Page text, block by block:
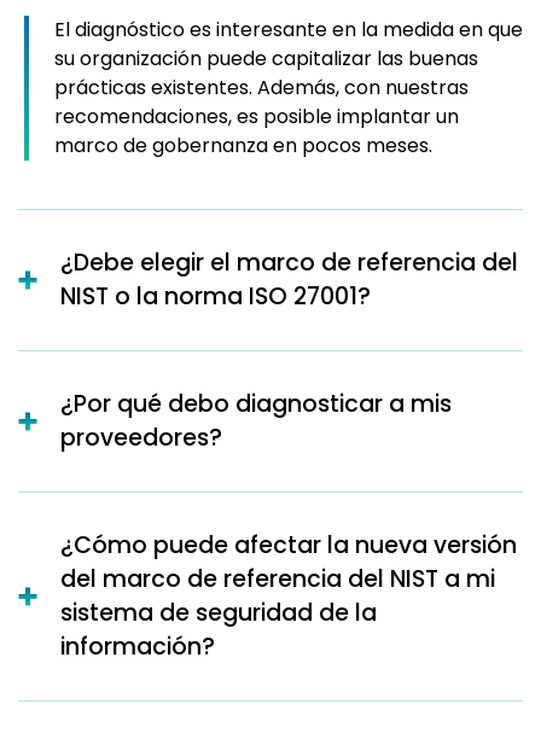
El diagnóstico es interesante en la medida en que
su organización puede capitalizar las buenas
prácticas existentes. Además, con nuestras
recomendaciones, es posible implantar un
marco de gobernanza en pocos meses.
¿Debe elegir el marco de referencia del
NIST o la norma ISO 27001?
¿Por qué debo diagnosticar a mis
proveedores?
¿Cómo puede afectar la nueva versión
del marco de referencia del NIST a mi
sistema de seguridad de la
información?